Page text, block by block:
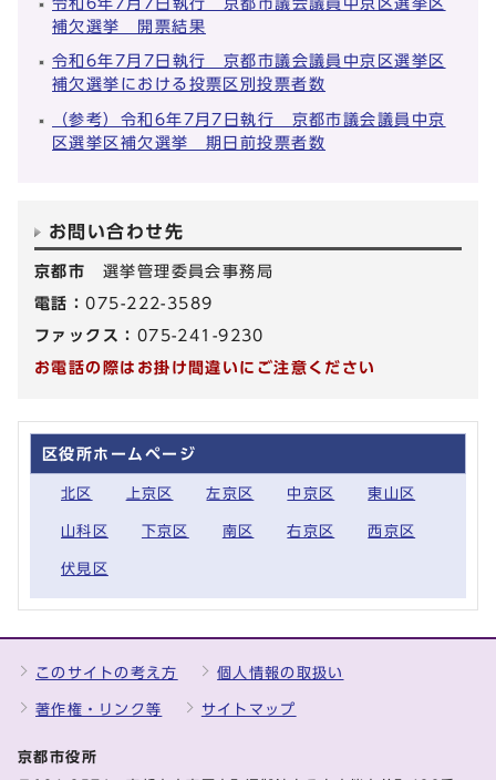
補欠選挙 開票結果
令和6年7月7日執行 京都市議会議員中京区選挙区
補欠選挙における投票区別投票者数
（参考）令和6年7月7日執行 京都市議会議員中京
区選挙区補欠選挙 期日前投票者数
お問い合わせ先
京都市 選挙管理委員会事務局
電話：075-222-3589
ファックス： 075-241-9230
お電話の際はお掛け間違いにご注意ください
区役所ホームページ
北区 上京区 左京区 中京区 東山区
山科区 下京区 南区 右京区 西京区
伏見区
このサイトの考え方 個人情報の取扱い
著作権・リンク等 サイトマップ
京都市役所